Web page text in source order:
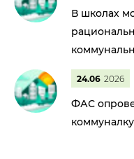
В школах
24.06 2026
ФАС